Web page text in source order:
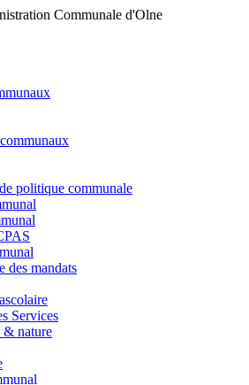
politique communale
des mandats
Services
& nature